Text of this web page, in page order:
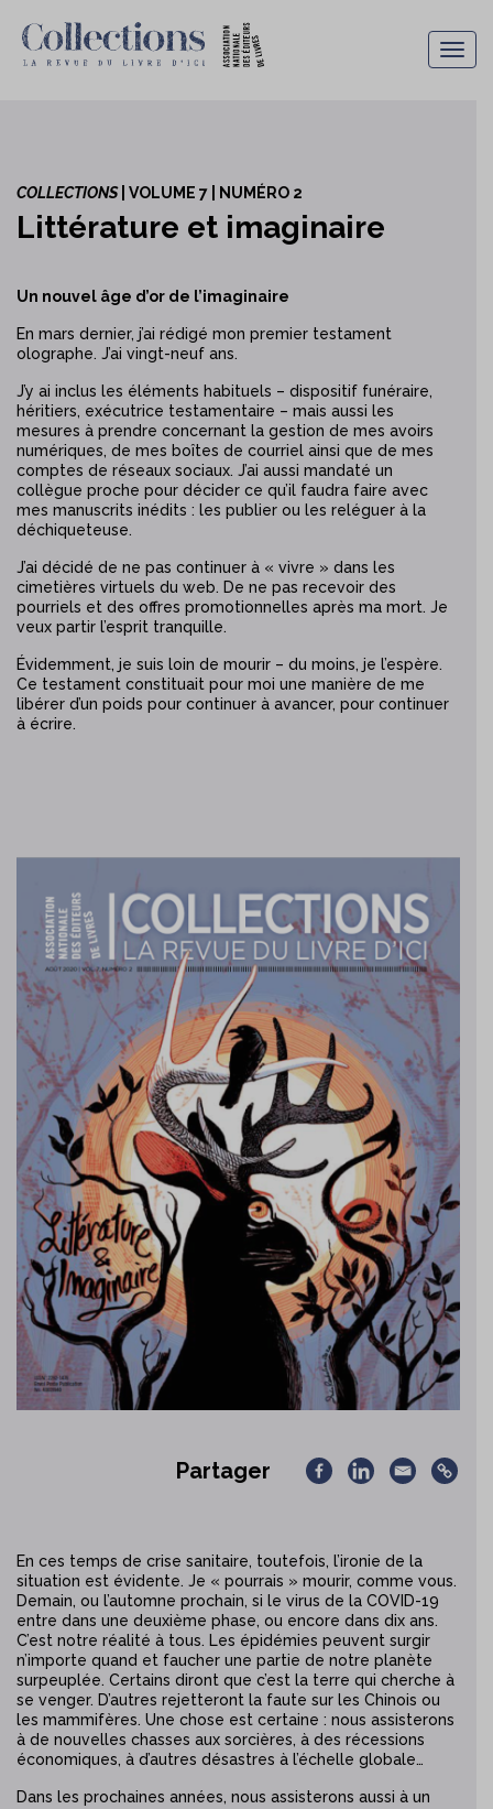
COLLECTIONS| VOLUME 7 | NUMÉRO 2
Littérature et imaginaire
Un nouvel âge d’or de l’imaginaire
En mars dernier, j’ai rédigé mon premier testament
olographe. J’ai vingt-neuf ans.
J’y ai inclus les éléments habituels – dispositif funéraire,
héritiers, exécutrice testamentaire – mais aussi les
mesures à prendre concernant la gestion de mes avoirs
numériques, de mes boîtes de courriel ainsi que de mes
comptes de réseaux sociaux. J’ai aussi mandaté un
collègue proche pour décider ce qu’il faudra faire avec
mes manuscrits inédits : les publier ou les reléguer à la
déchiqueteuse.
J’ai décidé de ne pas continuer à « vivre » dans les
cimetières virtuels du web. De ne pas recevoir des
pourriels et des offres promotionnelles après ma mort. Je
veux partir l’esprit tranquille.
Évidemment, je suis loin de mourir – du moins, je l’espère.
Ce testament constituait pour moi une manière de me
libérer d’un poids pour continuer à avancer, pour continuer
à écrire.
Partager
En ces temps de crise sanitaire, toutefois, l’ironie de la
situation est évidente. Je « pourrais » mourir, comme vous.
Demain, ou l’automne prochain, si le virus de la COVID-19
entre dans une deuxième phase, ou encore dans dix ans.
C’est notre réalité à tous. Les épidémies peuvent surgir
n’importe quand et faucher une partie de notre planète
surpeuplée. Certains diront que c’est la terre qui cherche à
se venger. D’autres rejetteront la faute sur les Chinois ou
les mammifères. Une chose est certaine : nous assisterons
à de nouvelles chasses aux sorcières, à des récessions
économiques, à d’autres désastres à l’échelle globale…
Dans les prochaines années, nous assisterons aussi à un